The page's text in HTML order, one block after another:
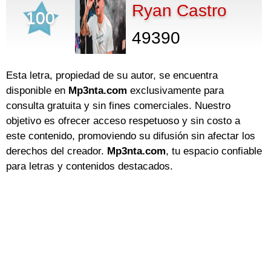
100
Ryan Castro
49390
Esta letra, propiedad de su autor, se encuentra
disponible en Mp3nta.com exclusivamente para
consulta gratuita y sin fines comerciales. Nuestro
objetivo es ofrecer acceso respetuoso y sin costo a
este contenido, promoviendo su difusión sin afectar los
derechos del creador. Mp3nta.com, tu espacio confiable
para letras y contenidos destacados.